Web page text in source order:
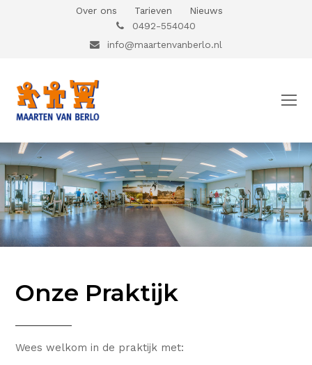
Over ons Tarieven
Nieuws
0492-554040
info@maartenvanberlo.nl
Onze Praktijk
Wees welkom in de praktijk met: